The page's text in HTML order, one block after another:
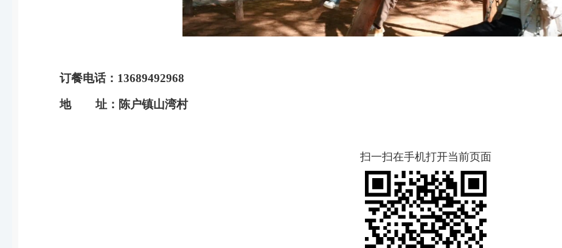
订餐电话： 13689492968
地 址：陈户镇山湾村
扫一扫在手机打开当前页面